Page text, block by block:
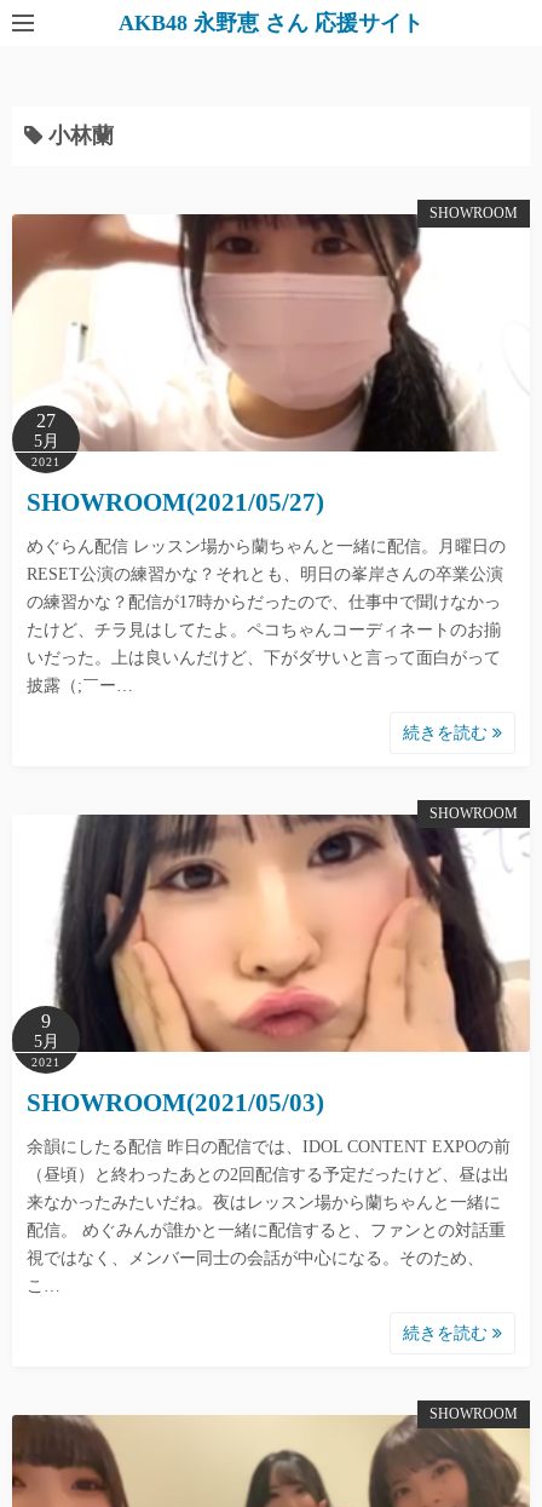
AKB48 永野恵 さん 応援サイト
小林蘭
SHOWROOM
27
5月
2021
SHOWROOM(2021/05/27)
めぐらん配信 レッスン場から蘭ちゃんと一緒に配信。月曜日の
RESET公演の練習かな？それとも、明日の峯岸さんの卒業公演
の練習かな？配信が17時からだったので、仕事中で聞けなかっ
たけど、チラ見はしてたよ。ペコちゃんコーディネートのお揃
いだった。上は良いんだけど、下がダサいと言って面白がって
披露（;￣ー…
続きを読む
SHOWROOM
9
5月
2021
SHOWROOM(2021/05/03)
余韻にしたる配信 昨日の配信では、IDOL CONTENT EXPOの前
（昼頃）と終わったあとの2回配信する予定だったけど、昼は出
来なかったみたいだね。夜はレッスン場から蘭ちゃんと一緒に
配信。 めぐみんが誰かと一緒に配信すると、ファンとの対話重
視ではなく、メンバー同士の会話が中心になる。そのため、
こ…
続きを読む
SHOWROOM